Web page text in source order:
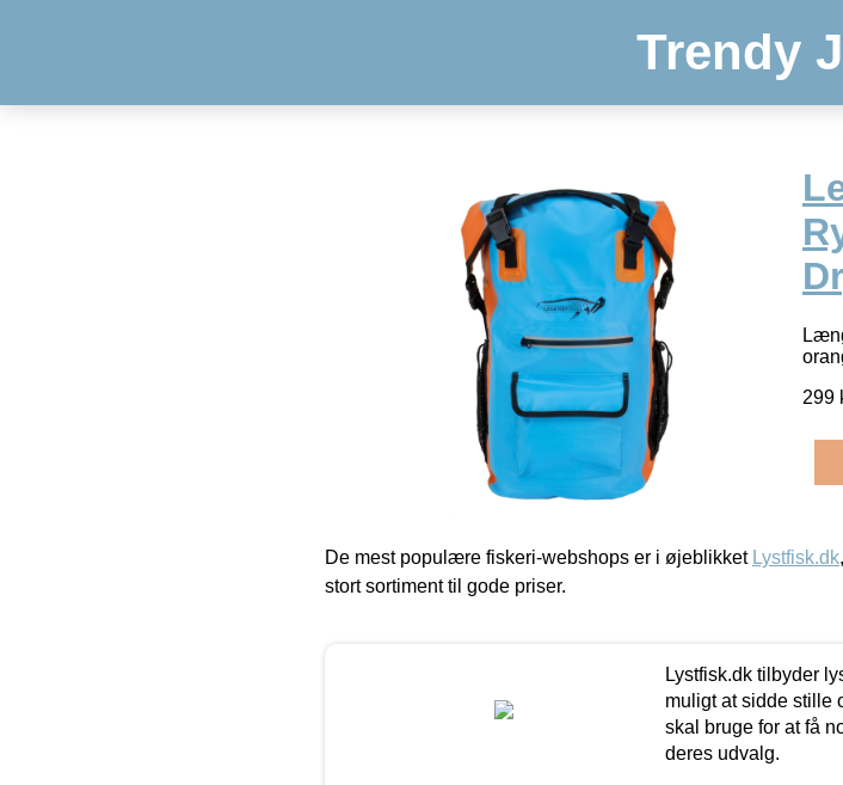
Trendy
299
De mest populære fiskeri-webshops er i øjeblikket Lystfisk.dk,
stort sortiment til gode priser.
Lystfisk.dk tilbyder
muligt at sidde stille
skal bruge for at få
deres udvalg.